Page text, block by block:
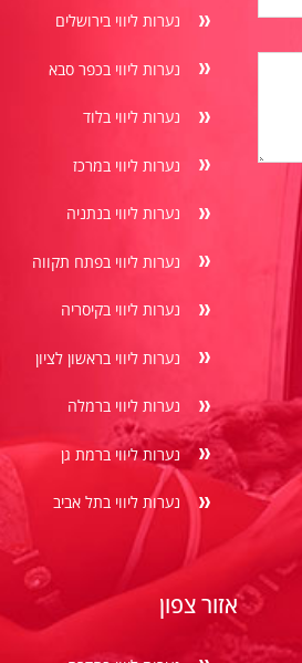
נערות ליווי בירושלים
נערות ליווי בכפר סבא
נערות ליווי בלוד
נערות ליווי במרכז
נערות ליווי בנתניה
נערות ליווי בפתח תקווה
נערות ליווי בקיסריה
נערות ליווי בראשון לציון
נערות ליווי ברמלה
נערות ליווי ברמת גן
נערות ליווי בתל אביב
אזור צפון